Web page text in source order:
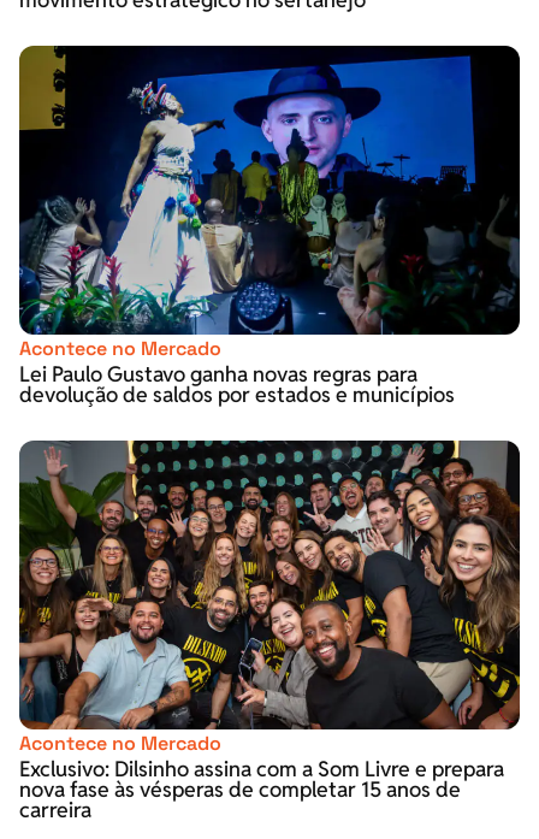
Acontece no Mercado
Lei Paulo Gustavo ganha novas regras para
devolução de saldos por estados e municípios
Acontece no Mercado
Exclusivo: Dilsinho assina com a Som Livre e prepara
nova fase às vésperas de completar 15 anos de
carreira